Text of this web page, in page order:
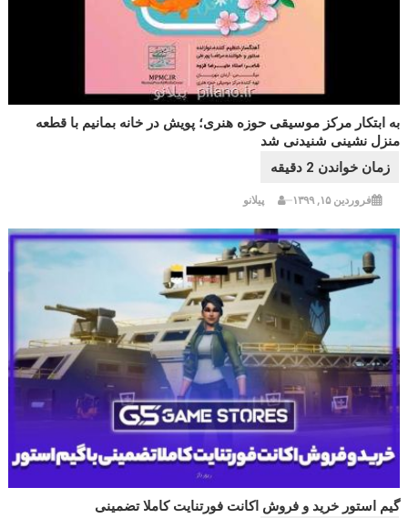
به ابتکار مرکز موسیقی حوزه هنری؛ پویش در خانه بمانیم با قطعه
منزل نشینی شنیدنی شد
فروردین ۱۵, ۱۳۹۹ پیلانو
گیم استور خرید و فروش اکانت فورتنایت کاملا تضمینی